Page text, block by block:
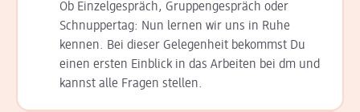
Ob Einzelgespräch, Grup­pen­gespräch oder
Schnup­per­tag: Nun lernen wir uns in Ruhe
kennen. Bei dieser Gelegenheit bekommst Du
einen ersten Einblick in das Arbeiten bei dm und
kannst alle Fragen stellen.